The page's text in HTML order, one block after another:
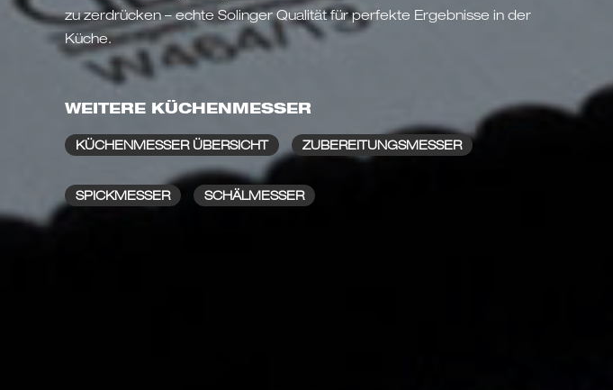
zu zerdrücken – echte Solinger Qualität für perfekte Ergebnisse in der
Küche.
WEITERE KÜCHENMESSER
KÜCHENMESSER ÜBERSICHT ZUBEREITUNGSMESSER
SPICKMESSER SCHÄLMESSER